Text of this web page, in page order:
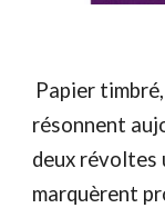
Papier
résonnent
deux révoltes
marquèrent